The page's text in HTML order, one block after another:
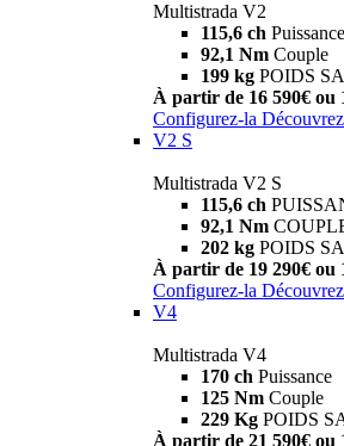
Multistrada V2
115,6 ch Puissance
92,1 Nm Couple
199 kg POIDS
À partir de 16 590€ ou
Configurez-la
V2 S
Multistrada V2 S
115,6 ch
92,1 Nm
202 kg POIDS
À partir de 19 290€ ou
Configurez-la
V4
Multistrada V4
170 ch Puissance
125 Nm Couple
229 Kg POIDS
À partir de 21 590€ ou